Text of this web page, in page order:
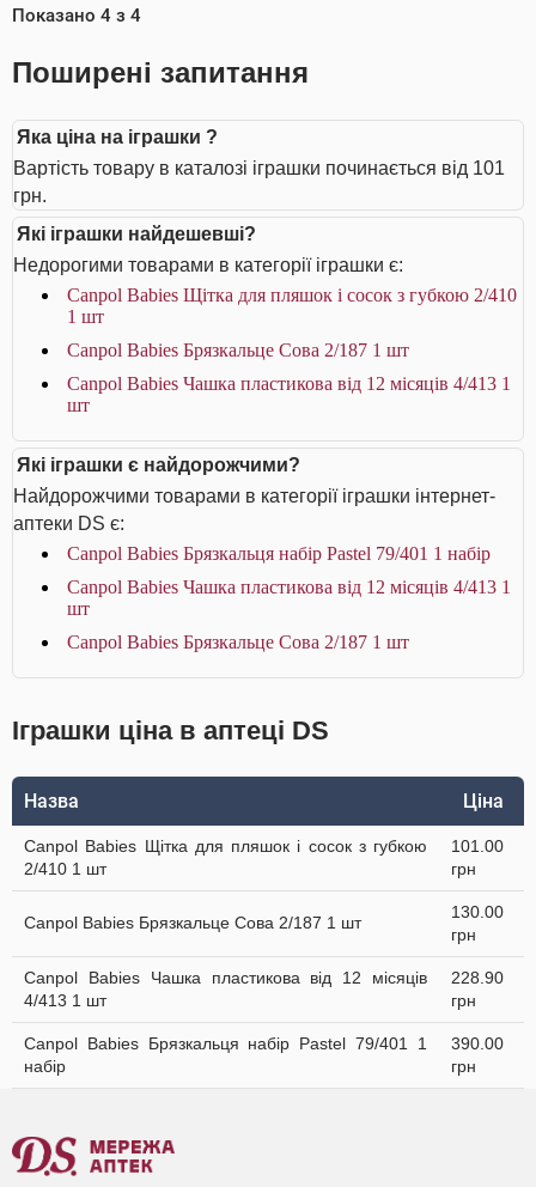
Показано 4 з 4
Поширені запитання
Яка ціна на іграшки ?
Вартість товару в каталозі іграшки починається від 101
грн.
Які іграшки найдешевші?
Недорогими товарами в категорії іграшки є:
Canpol Babies Щітка для пляшок і сосок з губкою 2/410
1 шт
Canpol Babies Брязкальце Сова 2/187 1 шт
Canpol Babies Чашка пластикова від 12 місяців 4/413 1
шт
Які іграшки є найдорожчими?
Найдорожчими товарами в категорії іграшки інтернет-
аптеки DS є:
Canpol Babies Брязкальця набір Раstel 79/401 1 набір
Canpol Babies Чашка пластикова від 12 місяців 4/413 1
шт
Canpol Babies Брязкальце Сова 2/187 1 шт
Іграшки ціна в аптеці DS
Назва Ціна
Canpol Babies Щітка для пляшок і сосок з губкою
2/410 1 шт
101.00
грн
Canpol Babies Брязкальце Сова 2/187 1 шт
130.00
грн
Canpol Babies Чашка пластикова від 12 місяців
4/413 1 шт
228.90
грн
Canpol Babies Брязкальця набір Раstel 79/401 1
набір
390.00
грн